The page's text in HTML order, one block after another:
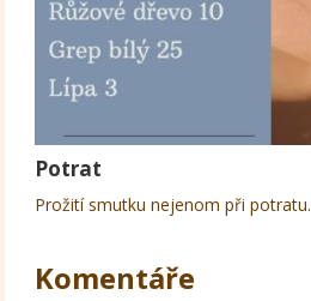
Potrat
Prožití smutku nejenom při potratu.
Komentáře